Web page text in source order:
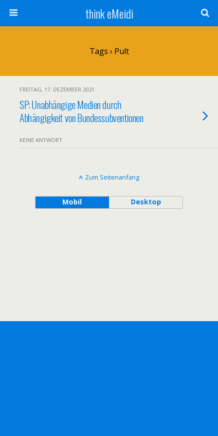
think eMeidi
Tags › Pult
FREITAG, 17. DEZEMBER 2021
SP: Unabhängige Medien durch
Abhängigkeit von Bundessubventionen
KEINE ANTWORT
Zum Seitenanfang
Mobil Desktop